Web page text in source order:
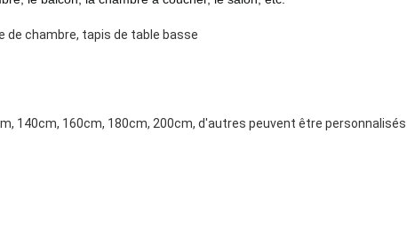
de chambre, tapis de table basse
140cm, 160cm, 180cm, 200cm, d'autres peuvent être personnalisés